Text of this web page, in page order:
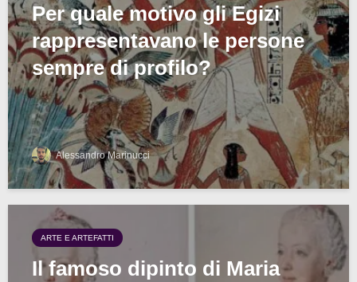
Per quale motivo gli Egizi
rappresentavano le persone
sempre di profilo?
Alessandro Marinucci
ARTE E ARTEFATTI
Il famoso dipinto di Maria